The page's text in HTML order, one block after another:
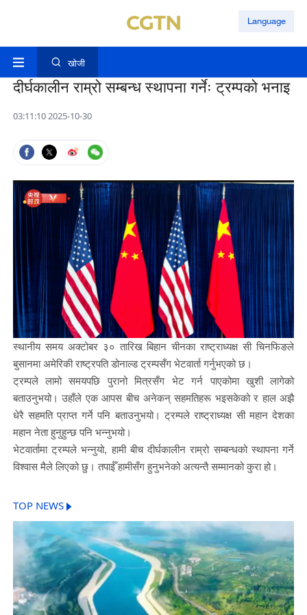
Language
खोजी
दीर्घकालीन राम्रो सम्बन्ध स्थापना गर्नेः ट्रम्पको भनाइ
03:11:10 2025-10-30
स्थानीय समय अक्टोबर ३० तारिख बिहान चीनका राष्ट्राध्यक्ष सी चिनफिङले
बुसानमा अमेरिकी राष्ट्रपति डोनाल्ड ट्रम्पसँग भेटवार्ता गर्नुभएको छ।
ट्रम्पले लामो समयपछि पुरानो मित्रसँग भेट गर्न पाएकोमा खुशी लागेको
बताउनुभयो। उहाँले एक आपस बीच अनेकन् सहमतिहरू भइसकेको र हाल अझै
धेरै सहमति प्राप्त गर्ने पनि बताउनुभयो। ट्रम्पले राष्ट्राध्यक्ष सी महान देशका
महान नेता हुनुहुन्छ पनि भन्नुभयो।
भेटवार्तामा ट्रम्पले भन्नुयो, हामी बीच दीर्घकालीन राम्रो सम्बन्धको स्थापना गर्ने
विश्वास मैले लिएको छु। तपाईँ हामीसँग हुनुभनेको अत्यन्तै सम्मानको कुरा हो।
TOP NEWS